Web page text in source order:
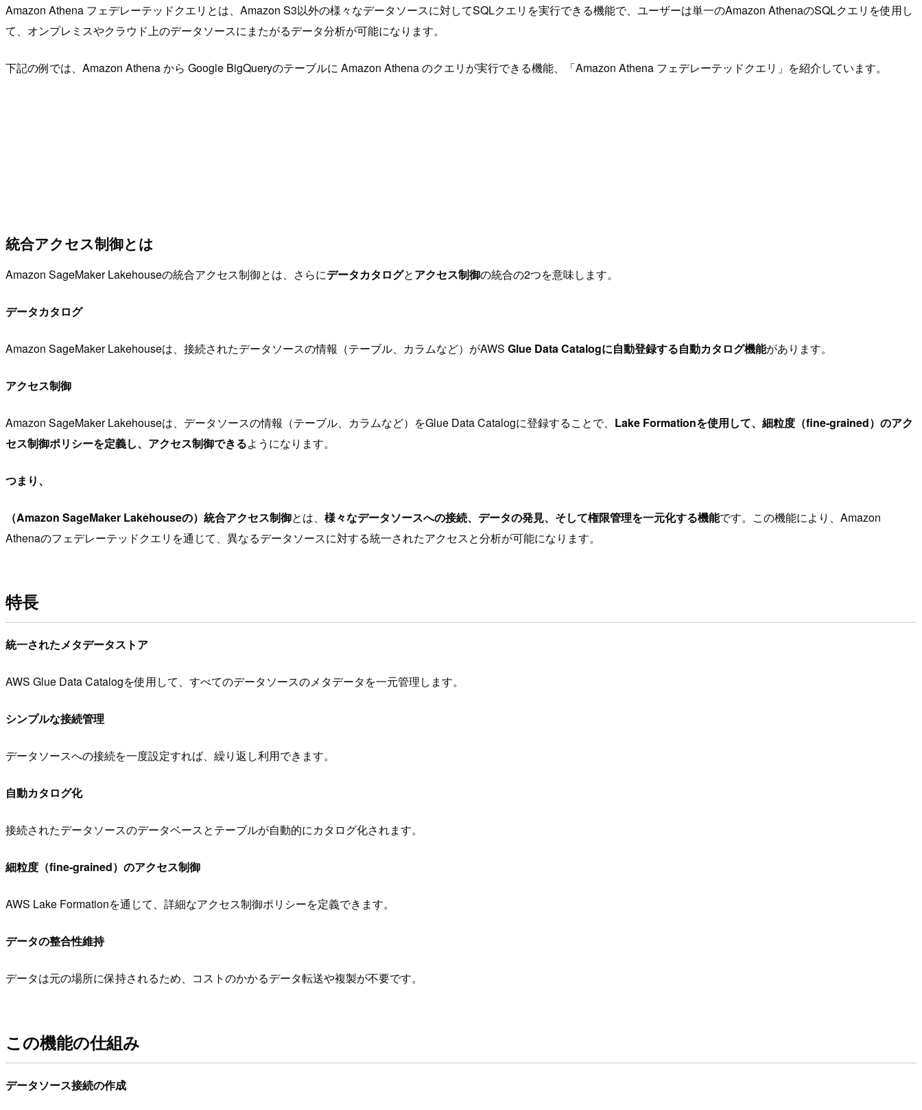
Amazon Athena フェデレーテッドクエリとは、Amazon S3以外の様々なデータソースに対してSQLクエリを実行できる機能で、ユーザーは単一のAmazon AthenaのSQLクエリを使用し
て、オンプレミスやクラウド上のデータソースにまたがるデータ分析が可能になります。
下記の例では、Amazon Athena から Google BigQueryのテーブルに Amazon Athena のクエリが実行できる機能、「Amazon Athena フェデレーテッドクエリ」を紹介しています。
統合アクセス制御とは
Amazon SageMaker Lakehouseの統合アクセス制御とは、さらにデータカタログとアクセス制御の統合の2つを意味します。
データカタログ
Amazon SageMaker Lakehouseは、接続されたデータソースの情報（テーブル、カラムなど）がAWS Glue Data Catalogに自動登録する自動カタログ機能があります。
アクセス制御
Amazon SageMaker Lakehouseは、データソースの情報（テーブル、カラムなど）をGlue Data Catalogに登録することで、 Lake Formationを使用して、細粒度（fine-grained）のアク
セス制御ポリシーを定義し、アクセス制御できるようになります。
つまり、
（Amazon SageMaker Lakehouseの）統合アクセス制御とは、 様々なデータソースへの接続、データの発見、そして権限管理を一元化する機能です。この機能により、Amazon
Athenaのフェデレーテッドクエリを通じて、異なるデータソースに対する統一されたアクセスと分析が可能になります。
特長
統一されたメタデータストア
AWS Glue Data Catalogを使用して、すべてのデータソースのメタデータを一元管理します。
シンプルな接続管理
データソースへの接続を一度設定すれば、繰り返し利用できます。
自動カタログ化
接続されたデータソースのデータベースとテーブルが自動的にカタログ化されます。
細粒度（fine-grained）のアクセス制御
AWS Lake Formationを通じて、詳細なアクセス制御ポリシーを定義できます。
データの整合性維持
データは元の場所に保持されるため、コストのかかるデータ転送や複製が不要です。
この機能の仕組み
データソース接続の作成